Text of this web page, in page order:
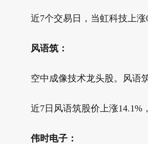
近7个交易日，当虹科技上涨
风语筑：
空中成像技术龙头股。风语
近7日风语筑股价上涨14.1%
伟时电子：